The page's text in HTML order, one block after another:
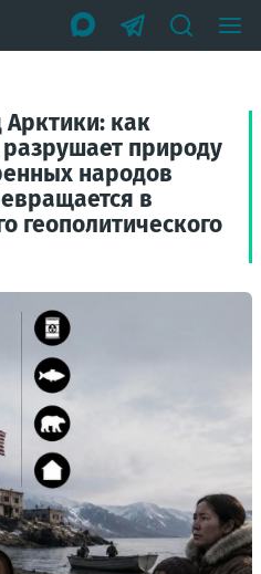
как
природу
народов
в
геополитического